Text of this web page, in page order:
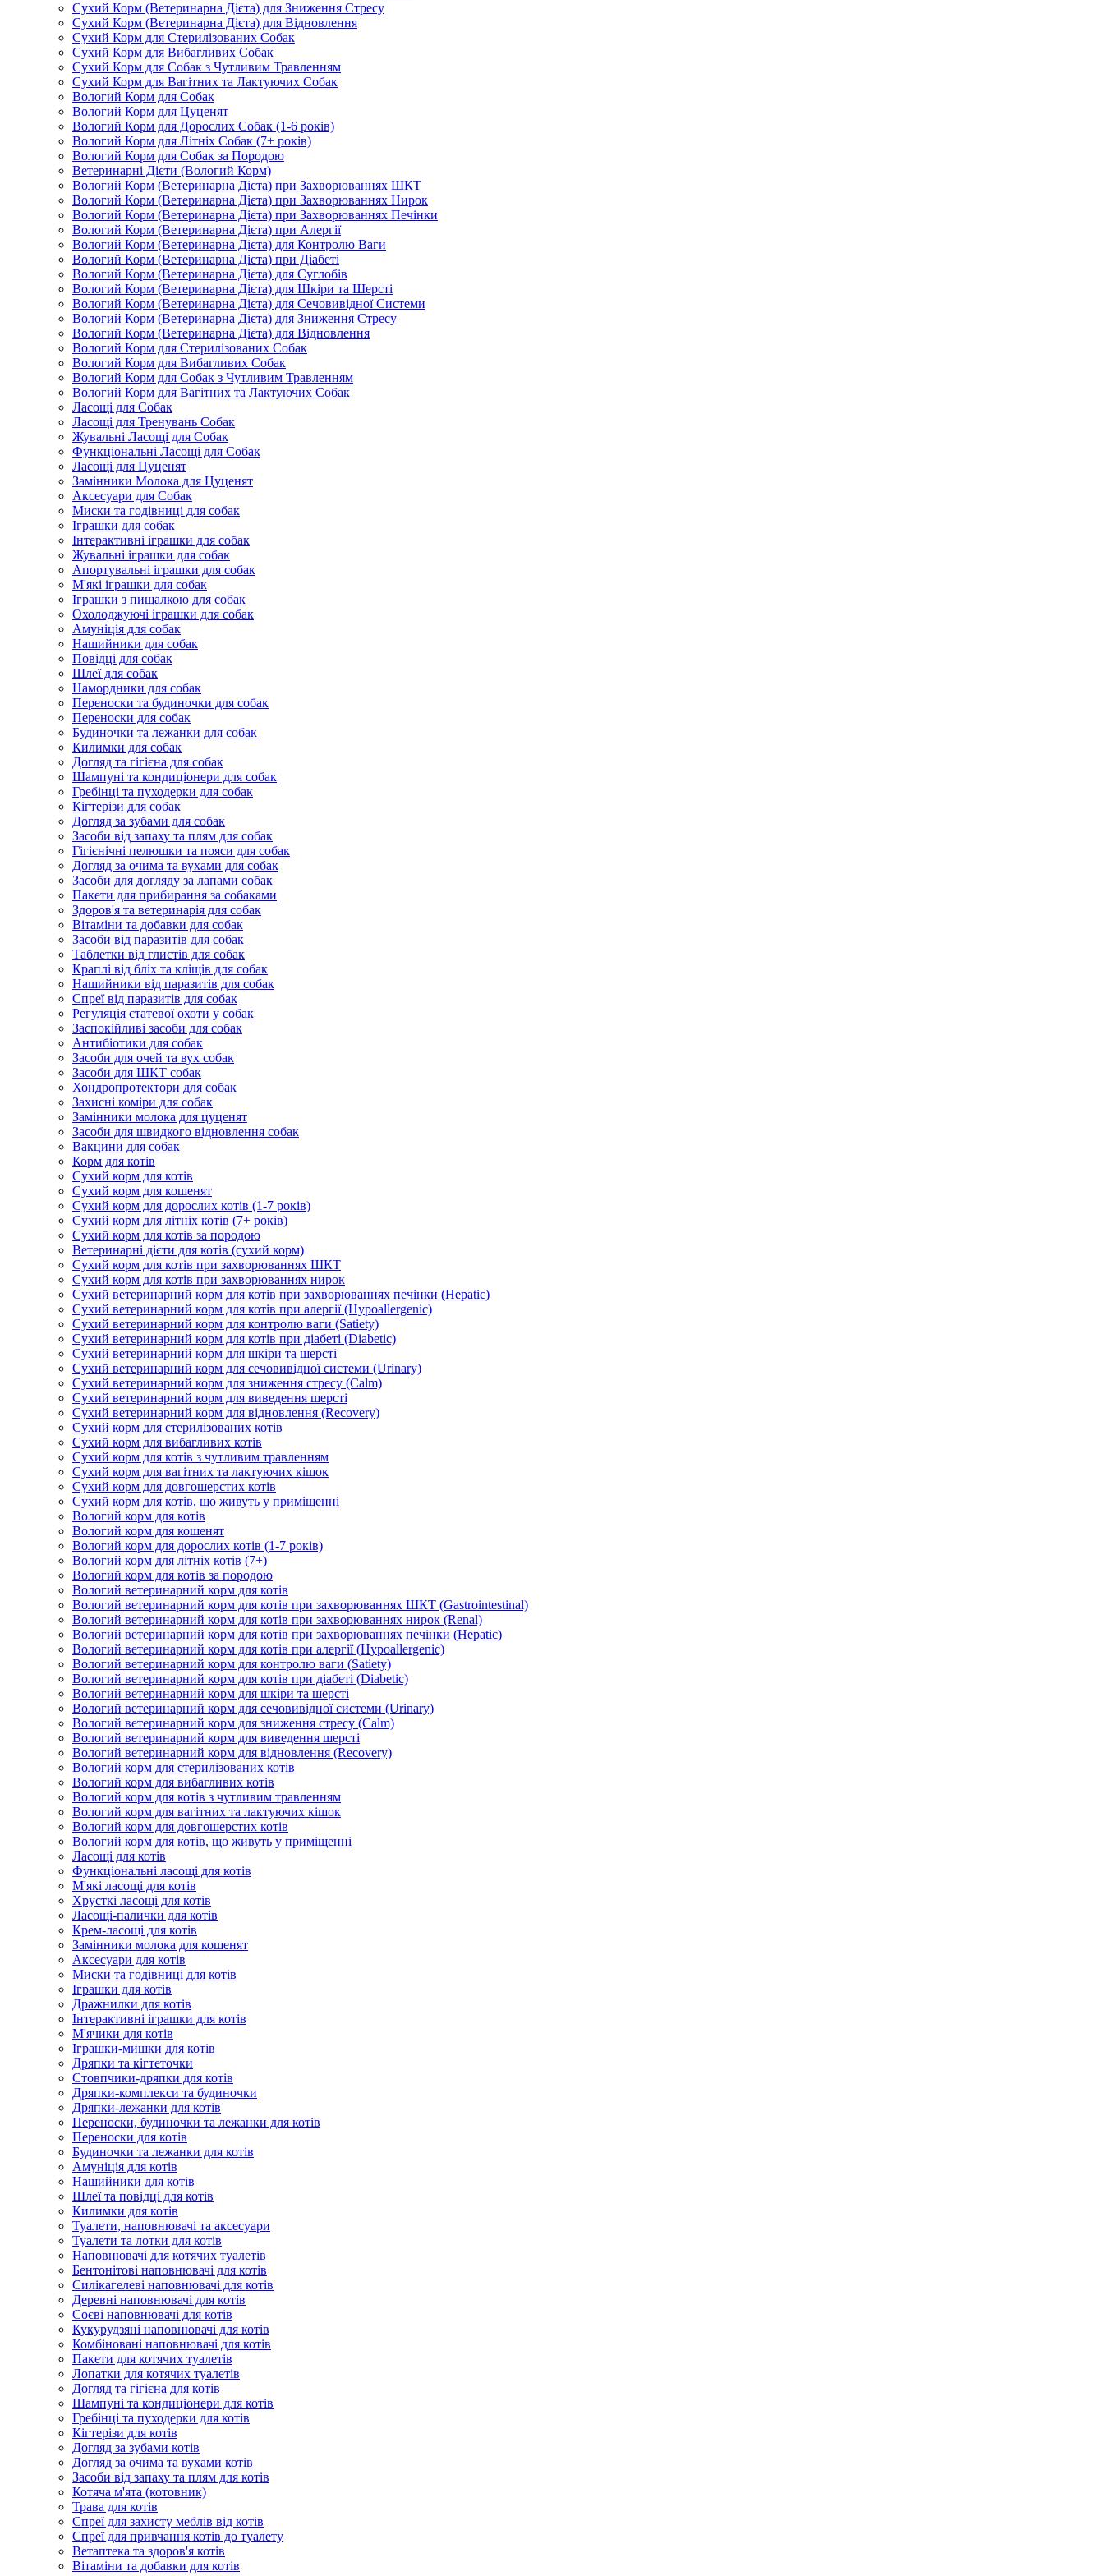
Сухий Корм (Ветеринарна Дієта) для Зниження Стресу
Сухий Корм (Ветеринарна Дієта) для Відновлення
Сухий Корм для Стерилізованих Собак
Сухий Корм для Вибагливих Собак
Сухий Корм для Собак з Чутливим Травленням
Сухий Корм для Вагітних та Лактуючих Собак
Вологий Корм для Собак
Вологий Корм для Цуценят
Вологий Корм для Дорослих Собак (1-6 років)
Вологий Корм для Літніх Собак (7+ років)
Вологий Корм для Собак за Породою
Ветеринарні Дієти (Вологий Корм)
Вологий Корм (Ветеринарна Дієта) при Захворюваннях ШКТ
Вологий Корм (Ветеринарна Дієта) при Захворюваннях Нирок
Вологий Корм (Ветеринарна Дієта) при Захворюваннях Печінки
Вологий Корм (Ветеринарна Дієта) при Алергії
Вологий Корм (Ветеринарна Дієта) для Контролю Ваги
Вологий Корм (Ветеринарна Дієта) при Діабеті
Вологий Корм (Ветеринарна Дієта) для Суглобів
Вологий Корм (Ветеринарна Дієта) для Шкіри та Шерсті
Вологий Корм (Ветеринарна Дієта) для Сечовивідної Системи
Вологий Корм (Ветеринарна Дієта) для Зниження Стресу
Вологий Корм (Ветеринарна Дієта) для Відновлення
Вологий Корм для Стерилізованих Собак
Вологий Корм для Вибагливих Собак
Вологий Корм для Собак з Чутливим Травленням
Вологий Корм для Вагітних та Лактуючих Собак
Ласощі для Собак
Ласощі для Тренувань Собак
Жувальні Ласощі для Собак
Функціональні Ласощі для Собак
Ласощі для Цуценят
Замінники Молока для Цуценят
Аксесуари для Собак
Миски та годівниці для собак
Іграшки для собак
Інтерактивні іграшки для собак
Жувальні іграшки для собак
Апортувальні іграшки для собак
М'які іграшки для собак
Іграшки з пищалкою для собак
Охолоджуючі іграшки для собак
Амуніція для собак
Нашийники для собак
Повідці для собак
Шлеї для собак
Намордники для собак
Переноски та будиночки для собак
Переноски для собак
Будиночки та лежанки для собак
Килимки для собак
Догляд та гігієна для собак
Шампуні та кондиціонери для собак
Гребінці та пуходерки для собак
Кігтерізи для собак
Догляд за зубами для собак
Засоби від запаху та плям для собак
Гігієнічні пелюшки та пояси для собак
Догляд за очима та вухами для собак
Засоби для догляду за лапами собак
Пакети для прибирання за собаками
Здоров'я та ветеринарія для собак
Вітаміни та добавки для собак
Засоби від паразитів для собак
Таблетки від глистів для собак
Краплі від бліх та кліщів для собак
Нашийники від паразитів для собак
Спреї від паразитів для собак
Регуляція статевої охоти у собак
Заспокійливі засоби для собак
Антибіотики для собак
Засоби для очей та вух собак
Засоби для ШКТ собак
Хондропротектори для собак
Захисні коміри для собак
Замінники молока для цуценят
Засоби для швидкого відновлення собак
Вакцини для собак
Корм для котів
Сухий корм для котів
Сухий корм для кошенят
Сухий корм для дорослих котів (1-7 років)
Сухий корм для літніх котів (7+ років)
Сухий корм для котів за породою
Ветеринарні дієти для котів (сухий корм)
Сухий корм для котів при захворюваннях ШКТ
Сухий корм для котів при захворюваннях нирок
Сухий ветеринарний корм для котів при захворюваннях печінки (Hepatic)
Сухий ветеринарний корм для котів при алергії (Hypoallergenic)
Сухий ветеринарний корм для контролю ваги (Satiety)
Сухий ветеринарний корм для котів при діабеті (Diabetic)
Сухий ветеринарний корм для шкіри та шерсті
Сухий ветеринарний корм для сечовивідної системи (Urinary)
Сухий ветеринарний корм для зниження стресу (Calm)
Сухий ветеринарний корм для виведення шерсті
Сухий ветеринарний корм для відновлення (Recovery)
Сухий корм для стерилізованих котів
Сухий корм для вибагливих котів
Сухий корм для котів з чутливим травленням
Сухий корм для вагітних та лактуючих кішок
Сухий корм для довгошерстих котів
Сухий корм для котів, що живуть у приміщенні
Вологий корм для котів
Вологий корм для кошенят
Вологий корм для дорослих котів (1-7 років)
Вологий корм для літніх котів (7+)
Вологий корм для котів за породою
Вологий ветеринарний корм для котів
Вологий ветеринарний корм для котів при захворюваннях ШКТ (Gastrointestinal)
Вологий ветеринарний корм для котів при захворюваннях нирок (Renal)
Вологий ветеринарний корм для котів при захворюваннях печінки (Hepatic)
Вологий ветеринарний корм для котів при алергії (Hypoallergenic)
Вологий ветеринарний корм для контролю ваги (Satiety)
Вологий ветеринарний корм для котів при діабеті (Diabetic)
Вологий ветеринарний корм для шкіри та шерсті
Вологий ветеринарний корм для сечовивідної системи (Urinary)
Вологий ветеринарний корм для зниження стресу (Calm)
Вологий ветеринарний корм для виведення шерсті
Вологий ветеринарний корм для відновлення (Recovery)
Вологий корм для стерилізованих котів
Вологий корм для вибагливих котів
Вологий корм для котів з чутливим травленням
Вологий корм для вагітних та лактуючих кішок
Вологий корм для довгошерстих котів
Вологий корм для котів, що живуть у приміщенні
Ласощі для котів
Функціональні ласощі для котів
М'які ласощі для котів
Хрусткі ласощі для котів
Ласощі-палички для котів
Крем-ласощі для котів
Замінники молока для кошенят
Аксесуари для котів
Миски та годівниці для котів
Іграшки для котів
Дражнилки для котів
Інтерактивні іграшки для котів
М'ячики для котів
Іграшки-мишки для котів
Дряпки та кігтеточки
Стовпчики-дряпки для котів
Дряпки-комплекси та будиночки
Дряпки-лежанки для котів
Переноски, будиночки та лежанки для котів
Переноски для котів
Будиночки та лежанки для котів
Амуніція для котів
Нашийники для котів
Шлеї та повідці для котів
Килимки для котів
Туалети, наповнювачі та аксесуари
Туалети та лотки для котів
Наповнювачі для котячих туалетів
Бентонітові наповнювачі для котів
Силікагелеві наповнювачі для котів
Деревні наповнювачі для котів
Соєві наповнювачі для котів
Кукурудзяні наповнювачі для котів
Комбіновані наповнювачі для котів
Пакети для котячих туалетів
Лопатки для котячих туалетів
Догляд та гігієна для котів
Шампуні та кондиціонери для котів
Гребінці та пуходерки для котів
Кігтерізи для котів
Догляд за зубами котів
Догляд за очима та вухами котів
Засоби від запаху та плям для котів
Котяча м'ята (котовник)
Трава для котів
Спреї для захисту меблів від котів
Спреї для привчання котів до туалету
Ветаптека та здоров'я котів
Вітаміни та добавки для котів